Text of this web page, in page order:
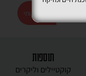
רשמו אותי
תוספות
קוקטיילים וליקרים